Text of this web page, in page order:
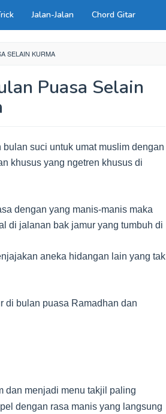
Jalan-Jalan Chord Gitar
SELAIN KURMA
Puasa Selain
suci untuk umat muslim dengan
khusus yang ngetren khusus di
dengan yang manis-manis maka
di jalanan bak jamur yang tumbuh di
aneka hidangan lain yang tak
di bulan puasa Ramadhan dan
dan menjadi menu takjil paling
dengan rasa manis yang langsung